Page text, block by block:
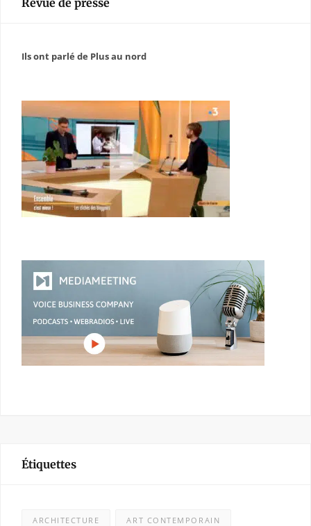
Revue de presse
Ils ont parlé de Plus au nord
Étiquettes
ARCHITECTURE ART CONTEMPORAIN